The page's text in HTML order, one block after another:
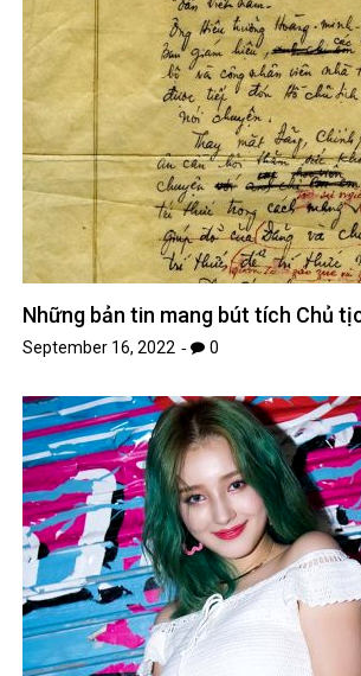
Những bản tin mang bút tích Chủ
September 16, 2022 0